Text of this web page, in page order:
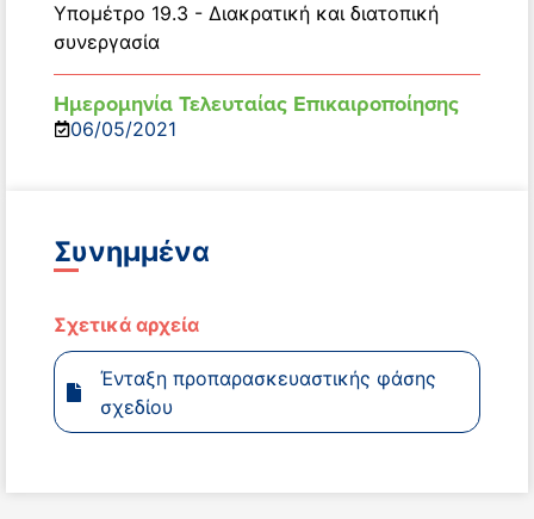
Υπομέτρο 19.3 - Διακρατική και διατοπική
συνεργασία
Ημερομηνία Τελευταίας Επικαιροποίησης
06/05/2021
Συνημμένα
Σχετικά αρχεία
Ένταξη προπαρασκευαστικής φάσης
σχεδίου